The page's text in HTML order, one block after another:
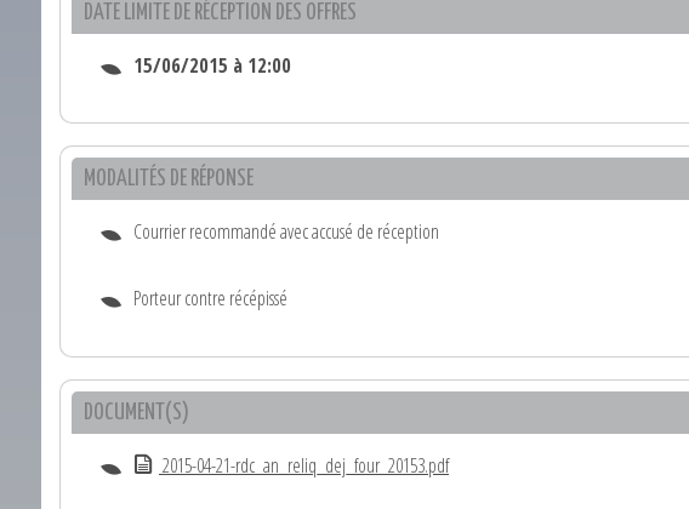
DATE LIMITE DE RÉCEPTION DES OFFRES
15/06/2015 à 12:00
MODALITÉS DE RÉPONSE
Courrier recommandé avec accusé de réception
Porteur contre récépissé
DOCUMENT(S)
2015-04-21-rdc_an_reliq_dej_four_20153.pdf